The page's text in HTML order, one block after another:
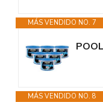
MÁS VENDIDO NO. 7
MÁS VENDIDO NO. 8